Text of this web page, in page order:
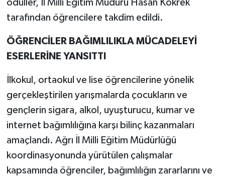
ödüller, İl Milli Eğitim Müdürü Hasan Kökrek
tarafından öğrencilere takdim edildi.
ÖĞRENCİLER BAĞIMLILIKLA MÜCADELEYİ
ESERLERİNE YANSITTI
İlkokul, ortaokul ve lise öğrencilerine yönelik
gerçekleştirilen yarışmalarda çocukların ve
gençlerin sigara, alkol, uyuşturucu, kumar ve
internet bağımlılığına karşı bilinç kazanmaları
amaçlandı. Ağrı İl Milli Eğitim Müdürlüğü
koordinasyonunda yürütülen çalışmalar
kapsamında öğrenciler, bağımlılığın zararlarını ve